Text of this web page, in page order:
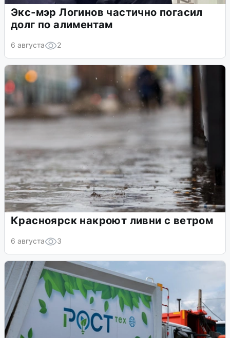
Экс-мэр Логинов частично погасил
долг по алиментам
6 августа 2
Красноярск накроют ливни с ветром
6 августа 3